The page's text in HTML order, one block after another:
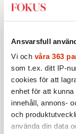
Ansvarsfull
Vi och våra 363
som t.ex. ditt IP-
cookies för att
enhet för att
innehåll, annons-
och
använda din data
du inte att
… eh …
Mannen,
– Jaså inte!
en klass på
Tv-mediet
jag är ganska
Marshall